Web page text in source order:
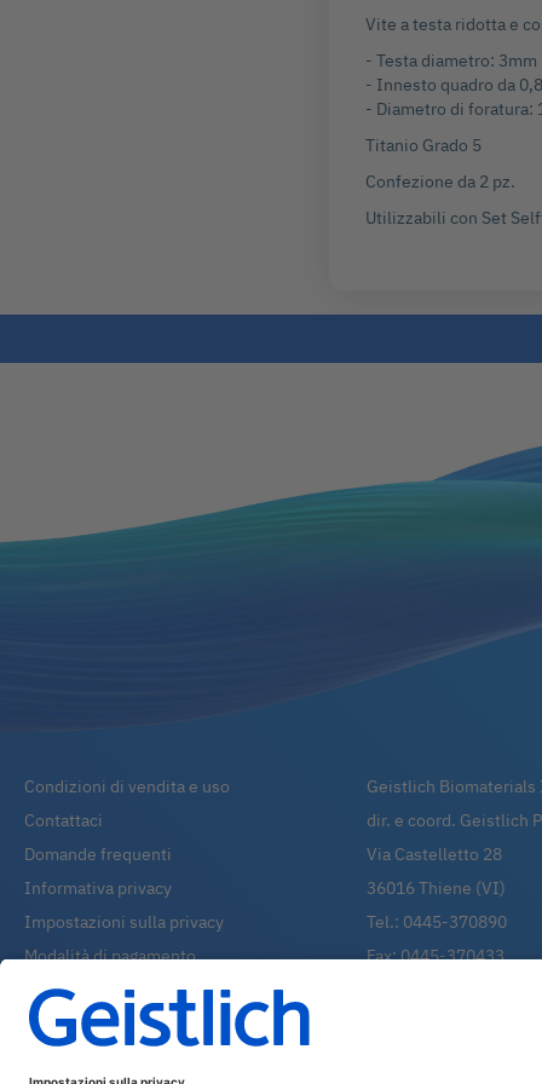
Vite a testa ridotta e
- Testa diametro: 3mm
- Innesto quadro da
- Diametro di foratura:
Titanio Grado 5
Confezione da 2 pz.
Utilizzabili con Set
Condizioni di vendita e uso
Contattaci
Domande frequenti
Informativa privacy
Impostazioni sulla privacy
Modalità di pagamento
Modalità di spedizione
Condizioni di utilizzo del sito
Geistlich Biomaterials
dir. e coord. Geistlich
Via Castelletto 28
36016Thiene (VI)
Tel.: 0445-370890
Fax:0445-370433